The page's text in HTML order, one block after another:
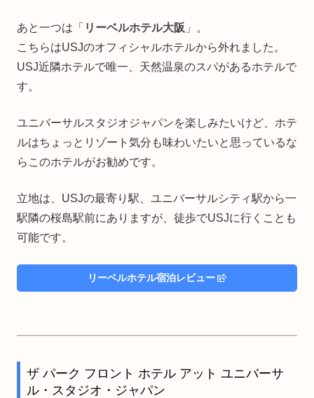
あと一つは「 リーベルホテル大阪 」。
こちらはUSJのオフィシャルホテルから外れました。
USJ近隣ホテルで唯一、天然温泉のスパがあるホテルで
す。
ユニバーサルスタジオジャパンを楽しみたいけど、ホテ
ルはちょっとリゾート気分も味わいたいと思っているな
らこのホテルがお勧めです。
立地は、USJの最寄り駅、ユニバーサルシティ駅から一
駅隣の桜島駅前にありますが、徒歩でUSJに行くことも
可能です。
リーベルホテル宿泊レビュー
ザ パーク フロント ホテル アット ユニバーサ
ル・スタジオ・ジャパン